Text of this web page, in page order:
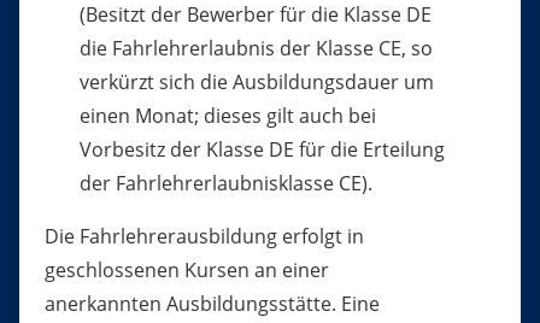
(Besitzt der Bewerber für die Klasse DE
die Fahrlehrerlaubnis der Klasse CE, so
verkürzt sich die Ausbildungsdauer um
einen Monat; dieses gilt auch bei
Vorbesitz der Klasse DE für die Erteilung
der Fahrlehrerlaubnisklasse CE).
Die Fahrlehrerausbildung erfolgt in
geschlossenen Kursen an einer
anerkannten Ausbildungsstätte. Eine